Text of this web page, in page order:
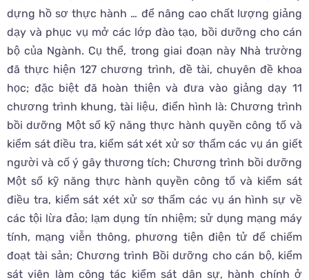
dựng hồ sơ thực hành … để nâng cao chất lượng giảng
dạy và phục vụ mở các lớp đào tạo, bồi dưỡng cho cán
bộ của Ngành. Cụ thể, trong giai đoạn này Nhà trường
đã thực hiện 127 chương trình, đề tài, chuyên đề khoa
học; đặc biệt đã hoàn thiện và đưa vào giảng dạy 11
chương trình khung, tài liệu, điển hình là: Chương trình
bồi dưỡng Một số kỹ năng thực hành quyền công tố và
kiểm sát điều tra, kiểm sát xét xử sơ thẩm các vụ án giết
người và cố ý gây thương tích; Chương trình bồi dưỡng
Một số kỹ năng thực hành quyền công tố và kiểm sát
điều tra, kiểm sát xét xử sơ thẩm các vụ án hình sự về
các tội lừa đảo; lạm dụng tín nhiệm; sử dụng mạng máy
tính, mạng viễn thông, phương tiện điện tử để chiếm
đoạt tài sản; Chương trình Bồi dưỡng cho cán bộ, kiểm
sát viên làm công tác kiểm sát dân sự, hành chính ở